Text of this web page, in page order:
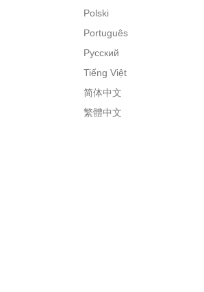
Polski
Português
Русский
Tiếng Việt
简体中文
繁體中文